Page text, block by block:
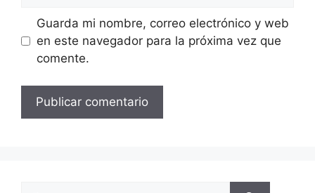
Guarda mi nombre, correo electrónico y web
en este navegador para la próxima vez que
comente.